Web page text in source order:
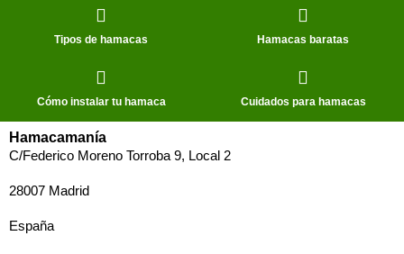
Tipos de hamacas Hamacas baratas
Cómo instalar tu hamaca Cuidados para hamacas
Hamacamanía
C/Federico Moreno Torroba 9, Local 2
28007 Madrid
España